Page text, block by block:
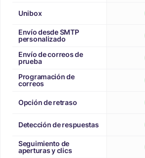
Unibox
Envío desde SMTP
personalizado
Envío de correos de
prueba
Programación de
correos
Opción de retraso
Detección de respuestas
Seguimiento de
aperturas y clics